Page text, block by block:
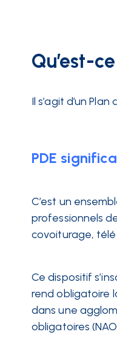
Qu’est-
Il s’agit d’un
PDE
C’est un
professionnels
covoiturage,
Ce dispositif
rend obligatoire
dans une
obligatoires